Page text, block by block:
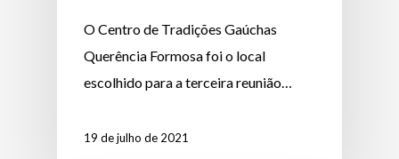
O Centro de Tradições Gaúchas
Querência Formosa foi o local
escolhido para a terceira reunião…
19 de julho de 2021